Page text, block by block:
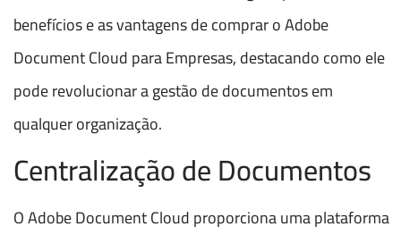
benefícios e as vantagens de comprar o Adobe
Document Cloud para Empresas, destacando como ele
pode revolucionar a gestão de documentos em
qualquer organização.
Centralização de Documentos
O Adobe Document Cloud proporciona uma plataforma